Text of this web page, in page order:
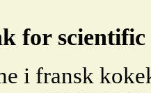
for
i fransk